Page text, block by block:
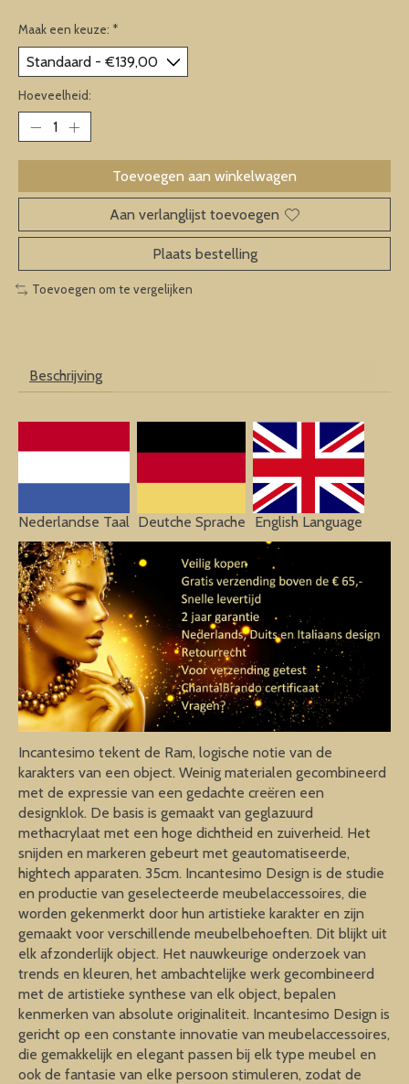
Maak een keuze: *
Hoeveelheid:
Toevoegen aan winkelwagen
Aan verlanglijst toevoegen
Plaats bestelling
Toevoegen om te vergelijken
Beschrijving
Nederlandse Taal Deutche Sprache English Language
Incantesimo tekent de Ram, logische notie van de
karakters van een object. Weinig materialen gecombineerd
met de expressie van een gedachte creëren een
designklok. De basis is gemaakt van geglazuurd
methacrylaat met een hoge dichtheid en zuiverheid. Het
snijden en markeren gebeurt met geautomatiseerde,
hightech apparaten. 35cm. Incantesimo Design is de studie
en productie van geselecteerde meubelaccessoires, die
worden gekenmerkt door hun artistieke karakter en zijn
gemaakt voor verschillende meubelbehoeften. Dit blijkt uit
elk afzonderlijk object. Het nauwkeurige onderzoek van
trends en kleuren, het ambachtelijke werk gecombineerd
met de artistieke synthese van elk object, bepalen
kenmerken van absolute originaliteit. Incantesimo Design is
gericht op een constante innovatie van meubelaccessoires,
die gemakkelijk en elegant passen bij elk type meubel en
ook de fantasie van elke persoon stimuleren, zodat de